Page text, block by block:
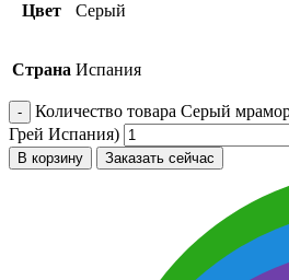
Цвет Серый
Страна Испания
Количество товара Серый
Грей Испания)
В корзину Заказать сейчас